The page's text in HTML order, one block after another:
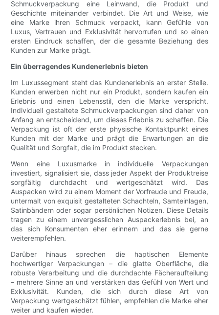
Schmuckverpackung eine Leinwand, die Produkt und
Geschichte miteinander verbindet. Die Art und Weise, wie
eine Marke ihren Schmuck verpackt, kann Gefühle von
Luxus, Vertrauen und Exklusivität hervorrufen und so einen
ersten Eindruck schaffen, der die gesamte Beziehung des
Kunden zur Marke prägt.
Ein überragendes Kundenerlebnis bieten
Im Luxussegment steht das Kundenerlebnis an erster Stelle.
Kunden erwerben nicht nur ein Produkt, sondern kaufen ein
Erlebnis und einen Lebensstil, den die Marke verspricht.
Individuell gestaltete Schmuckverpackungen sind daher von
Anfang an entscheidend, um dieses Erlebnis zu schaffen. Die
Verpackung ist oft der erste physische Kontaktpunkt eines
Kunden mit der Marke und prägt die Erwartungen an die
Qualität und Sorgfalt, die im Produkt stecken.
Wenn eine Luxusmarke in individuelle Verpackungen
investiert, signalisiert sie, dass jeder Aspekt der Produktreise
sorgfältig durchdacht und wertgeschätzt wird. Das
Auspacken wird zu einem Moment der Vorfreude und Freude,
untermalt von exquisit gestalteten Schachteln, Samteinlagen,
Satinbändern oder sogar persönlichen Notizen. Diese Details
tragen zu einem unvergesslichen Auspackerlebnis bei, an
das sich Konsumenten eher erinnern und das sie gerne
weiterempfehlen.
Darüber hinaus sprechen die haptischen Elemente
hochwertiger Verpackungen – die glatte Oberfläche, die
robuste Verarbeitung und die durchdachte Fächeraufteilung
– mehrere Sinne an und verstärken das Gefühl von Wert und
Exklusivität. Kunden, die sich durch diese Art von
Verpackung wertgeschätzt fühlen, empfehlen die Marke eher
weiter und kaufen wieder.